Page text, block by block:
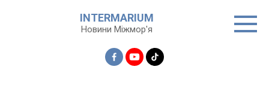
INTERMARIUM
Новини Міжмор'я